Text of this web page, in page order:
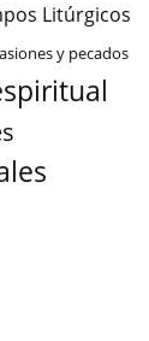
Litúrgicos
y pecados